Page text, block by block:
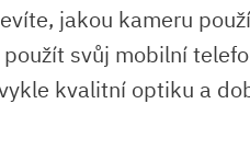
jakou kameru
svůj mobilní
kvalitní optiku a